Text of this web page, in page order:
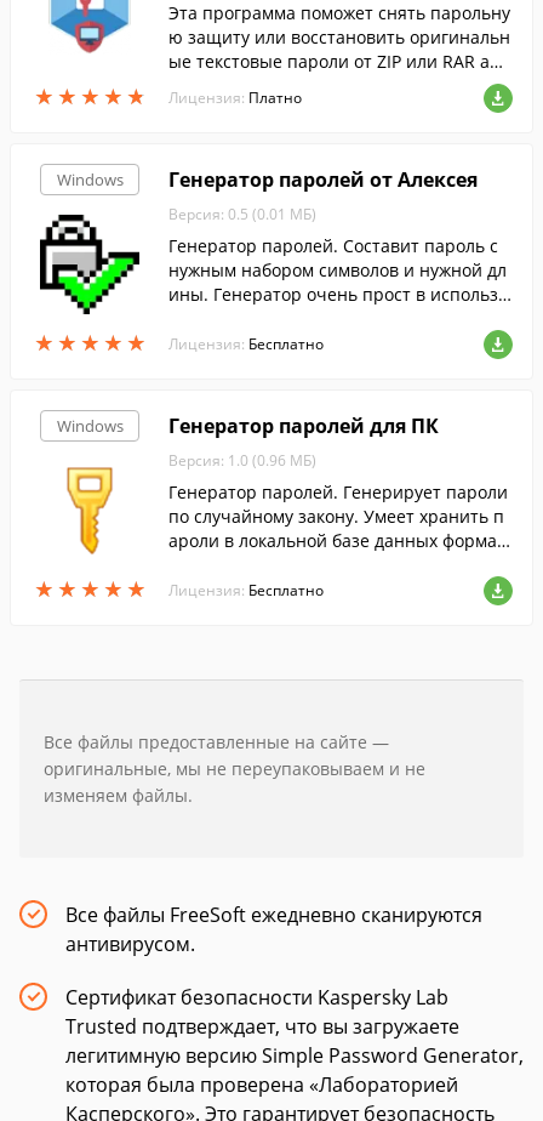
★ ★ ★ ★ ★
★ ★ ★ ★ ★
Эта программа поможет снять парольну
ю защиту или восстановить оригинальн
ые текстовые пароли от ZIP или RAR арх
ивов, созданных в программах PKZip, Wi
nZip, RAR или WinRAR.
Лицензия: Платно
Windows
★ ★ ★ ★ ★
★ ★ ★ ★ ★
Генератор паролей от Алексея
Версия: 0.5 (0.01 МБ)
Генератор паролей. Составит пароль с
нужным набором символов и нужной дл
ины. Генератор очень прост в использо
Лицензия: Бесплатно
Windows
★ ★ ★ ★ ★
★ ★ ★ ★ ★
Генератор паролей для ПК
Версия: 1.0 (0.96 МБ)
Генератор паролей. Генерирует пароли
по случайному закону. Умеет хранить п
ароли в локальной базе данных формат
Лицензия: Бесплатно
Все файлы предоставленные на сайте —
оригинальные, мы не переупаковываем и не
изменяем файлы.
Все файлы FreeSoft ежедневно сканируются
антивирусом.
Сертификат безопасности Kaspersky Lab
Trusted подтверждает, что вы загружаете
легитимную версию Simple Password Generator,
которая была проверена «Лабораторией
Касперского». Это гарантирует безопасность